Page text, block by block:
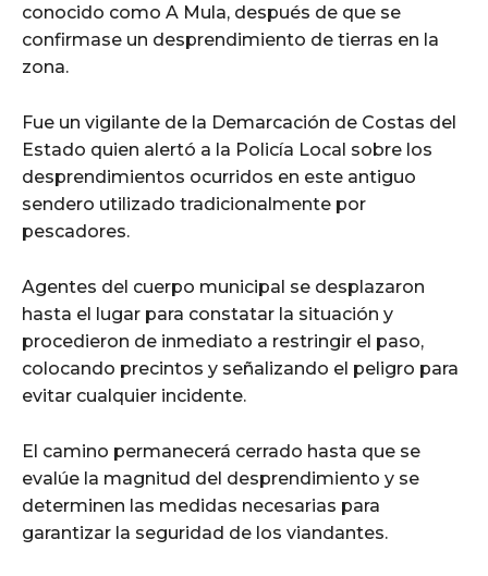
conocido como A Mula, después de que se
confirmase un desprendimiento de tierras en la
zona.
Fue un vigilante de la Demarcación de Costas del
Estado quien alertó a la Policía Local sobre los
desprendimientos ocurridos en este antiguo
sendero utilizado tradicionalmente por
pescadores.
Agentes del cuerpo municipal se desplazaron
hasta el lugar para constatar la situación y
procedieron de inmediato a restringir el paso,
colocando precintos y señalizando el peligro para
evitar cualquier incidente.
El camino permanecerá cerrado hasta que se
evalúe la magnitud del desprendimiento y se
determinen las medidas necesarias para
garantizar la seguridad de los viandantes.